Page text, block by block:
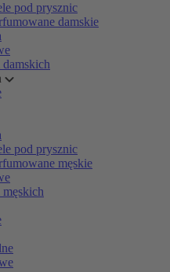
pod prysznic
damskie
pod prysznic
męskie